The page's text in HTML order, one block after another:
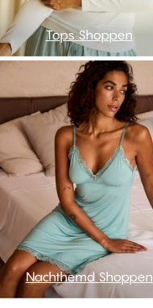
Tops Shoppen
nnightdress
Nachthemd Shoppen